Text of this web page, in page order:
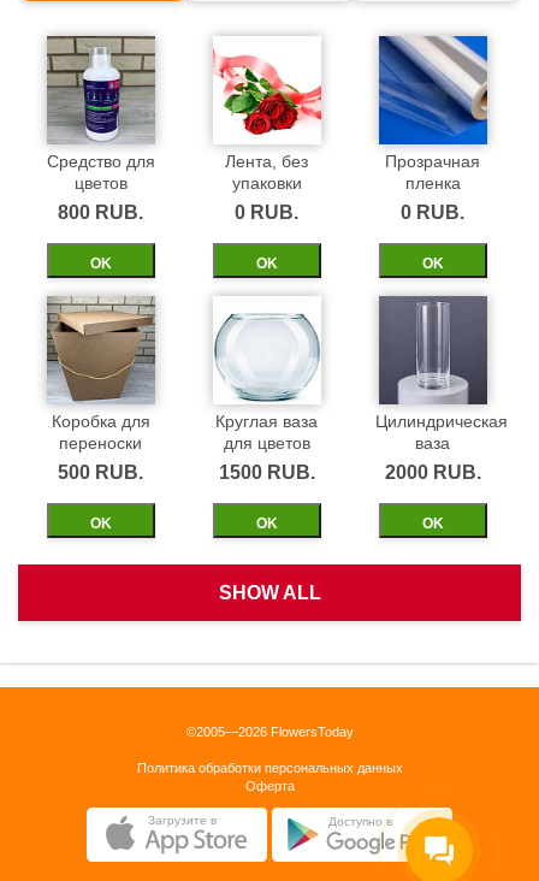
Средство для
цветов
800 RUB.
ОK
Лента, без
упаковки
0 RUB.
ОK
Прозрачная
пленка
0 RUB.
ОK
Коробка для
переноски
500 RUB.
ОK
Круглая ваза
для цветов
1500 RUB.
ОK
Цилиндрическая
ваза
2000 RUB.
ОK
коробка 40см
ОK ОK
SHOW ALL
©2005—2026 FlowersToday
Политика обработки персональных данных
Оферта
Загрузите в Доступно в